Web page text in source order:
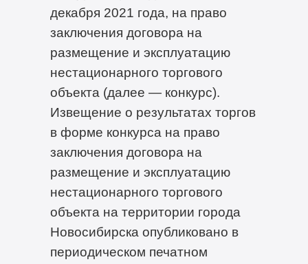
декабря 2021 года, на право
заключения договора на
размещение и эксплуатацию
нестационарного торгового
объекта (далее — конкурс).
Извещение о результатах торгов
в форме конкурса на право
заключения договора на
размещение и эксплуатацию
нестационарного торгового
объекта на территории города
Новосибирска опубликовано в
периодическом печатном